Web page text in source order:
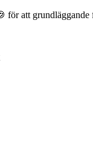
för att